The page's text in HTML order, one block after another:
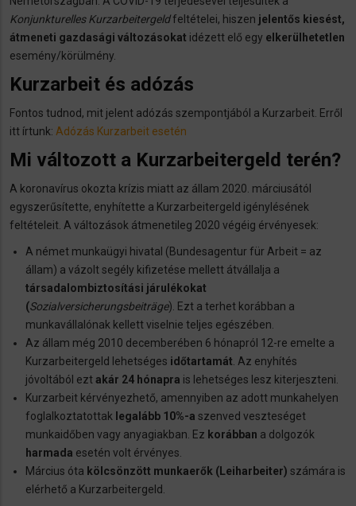
Konjunkturelles Kurzarbeitergeldfeltételei, hiszen jelentős kiesést,
átmeneti gazdasági változásokat idézett elő egy elkerülhetetlen
esemény/körülmény.
Kurzarbeit és adózás
Fontos tudnod, mit jelent adózás szempontjából a Kurzarbeit. Erről
itt írtunk: Adózás Kurzarbeit esetén
Mi változott a Kurzarbeitergeld terén?
A koronavírus okozta krízis miatt az állam 2020. márciusától
egyszerűsítette, enyhítette a Kurzarbeitergeld igénylésének
feltételeit. A változások átmenetileg 2020 végéig érvényesek:
A német munkaügyi hivatal (Bundesagentur für Arbeit = az
állam) a vázolt segély kifizetése mellett átvállalja a
társadalombiztosítási járulékokat
(Sozialversicherungsbeiträge). Ezt a terhet korábban a
munkavállalónak kellett viselnie teljes egészében.
Az állam még 2010 decemberében 6 hónapról 12-re emelte a
Kurzarbeitergeld lehetséges időtartamát . Az enyhítés
jóvoltából eztakár 24 hónapra is lehetséges lesz kiterjeszteni.
Kurzarbeit kérvényezhető, amennyiben az adott munkahelyen
foglalkoztatottak legalább 10%-a szenved veszteséget
munkaidőben vagy anyagiakban. Ez korábban a dolgozók
harmada esetén volt érvényes.
Március óta kölcsönzött munkaerők (Leiharbeiter) számára is
elérhető a Kurzarbeitergeld.